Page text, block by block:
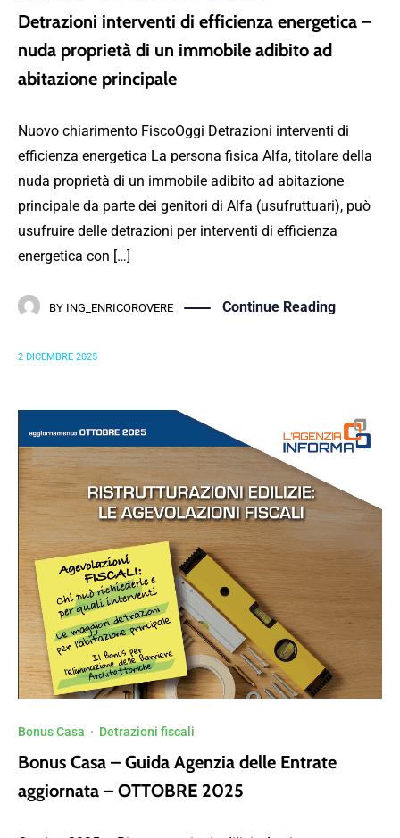
Detrazioni interventi di efficienza energetica –
nuda proprietà di un immobile adibito ad
abitazione principale
Nuovo chiarimento FiscoOggi Detrazioni interventi di
efficienza energetica La persona fisica Alfa, titolare della
nuda proprietà di un immobile adibito ad abitazione
principale da parte dei genitori di Alfa (usufruttuari), può
usufruire delle detrazioni per interventi di efficienza
energetica con […]
BY ING_ENRICOROVERE Continue Reading
2 DICEMBRE 2025
Bonus Casa · Detrazioni fiscali
Bonus Casa – Guida Agenzia delle Entrate
aggiornata – OTTOBRE 2025